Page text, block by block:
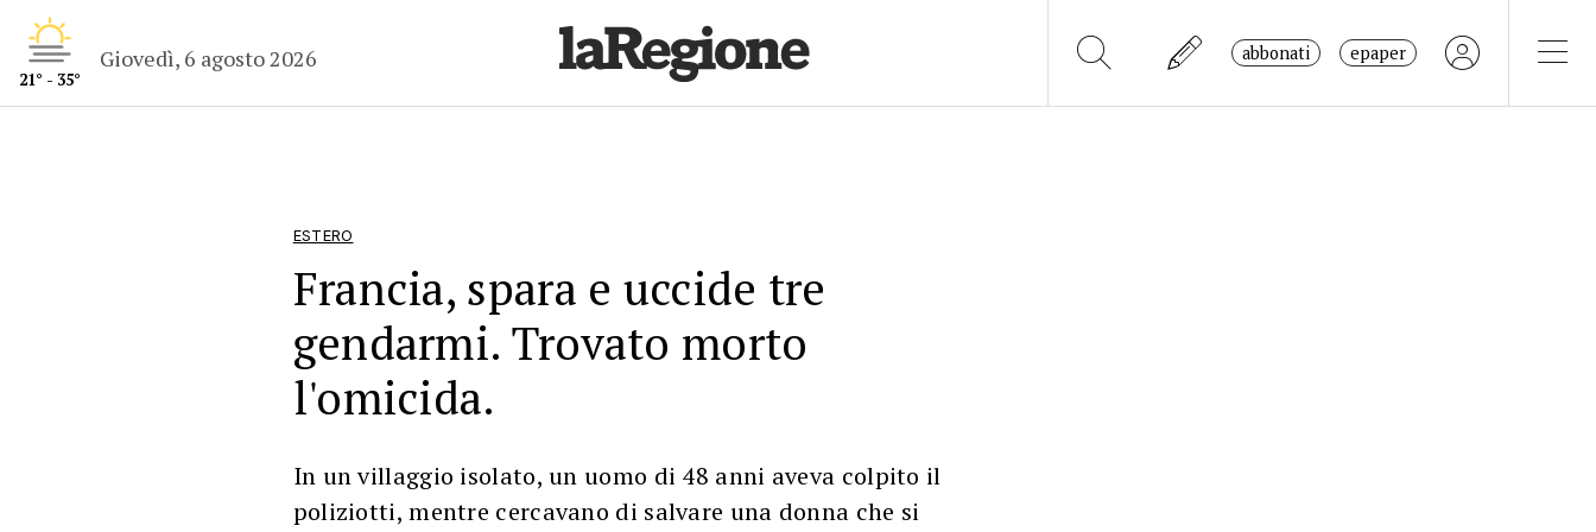
21° - 35°
Giovedì, 6 agosto 2026 abbonati epaper
ESTERO
Francia, spara e uccide tre
gendarmi. Trovato morto
l'omicida.
In un villaggio isolato, un uomo di 48 anni aveva colpito il
poliziotti, mentre cercavano di salvare una donna che si